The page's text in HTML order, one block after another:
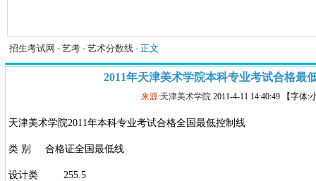
招生考试网 - 艺考 - 艺术分数线 - 正文
2011年天津美术学院本科专业考试合格最
来源:天津美术学院 2011-4-11 14:40:49 【字体:
天津美术学院2011年本科专业考试合格全国最低控制线
类 别 合格证全国最低线
设计类 255.5